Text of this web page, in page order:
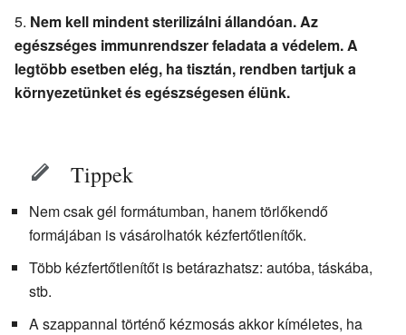
Nem kell mindent sterilizálni állandóan. Az
egészséges immunrendszer feladata a védelem. A
legtöbb esetben elég, ha tisztán, rendben tartjuk a
környezetünket és egészségesen élünk.
Tippek
Nem csak gél formátumban, hanem törlőkendő
formájában is vásárolhatók kézfertőtlenítők.
Több kézfertőtlenítőt is betárazhatsz: autóba, táskába,
stb.
A szappannal történő kézmosás akkor kíméletes, ha